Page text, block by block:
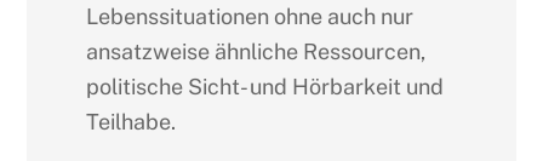
Lebenssituationen ohne auch nur
ansatzweise ähnliche Ressourcen,
politische Sicht- und Hörbarkeit und
Teilhabe.